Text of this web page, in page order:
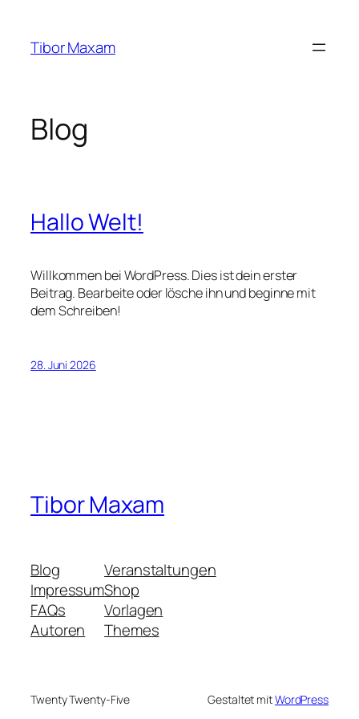
springen
Tibor Maxam
Blog
Hallo Welt!
Willkommen bei WordPress. Dies ist dein erster
Beitrag. Bearbeite oder lösche ihn und beginne mit
dem Schreiben!
28. Juni 2026
Tibor Maxam
Blog
Impressum
FAQs
Autoren
Veranstaltungen
Shop
Vorlagen
Themes
Twenty Twenty-Five Gestaltet mitWordPress